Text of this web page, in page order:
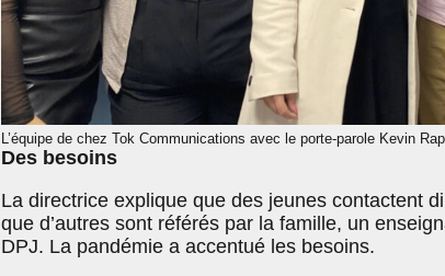
L’équipe de chez Tok Communications avec le porte-parole Kevin
Des besoins
La directrice explique que des jeunes contactent
que d’autres sont référés par la famille, un
DPJ. La pandémie a accentué les besoins.